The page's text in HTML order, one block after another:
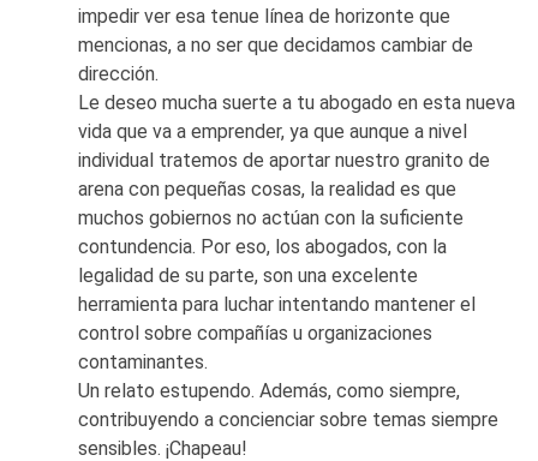
impedir ver esa tenue línea de horizonte que
mencionas, a no ser que decidamos cambiar de
dirección.
Le deseo mucha suerte a tu abogado en esta nueva
vida que va a emprender, ya que aunque a nivel
individual tratemos de aportar nuestro granito de
arena con pequeñas cosas, la realidad es que
muchos gobiernos no actúan con la suficiente
contundencia. Por eso, los abogados, con la
legalidad de su parte, son una excelente
herramienta para luchar intentando mantener el
control sobre compañías u organizaciones
contaminantes.
Un relato estupendo. Además, como siempre,
contribuyendo a concienciar sobre temas siempre
sensibles. ¡Chapeau!